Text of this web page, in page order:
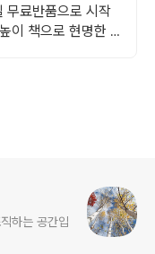
무료반품으로 시작
이 책으로 현명한 선
하는 공간입